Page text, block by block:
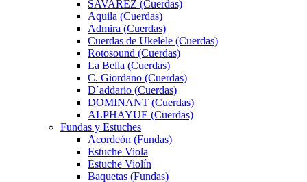
SAVAREZ (Cuerdas)
Aquila (Cuerdas)
Admira (Cuerdas)
Cuerdas de Ukelele (Cuerdas)
Rotosound (Cuerdas)
La Bella (Cuerdas)
C. Giordano (Cuerdas)
D´addario (Cuerdas)
DOMINANT (Cuerdas)
ALPHAYUE (Cuerdas)
Fundas y Estuches
Acordeón (Fundas)
Estuche Viola
Estuche Violín
Baquetas (Fundas)